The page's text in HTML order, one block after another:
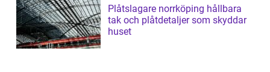
Plåtslagare norrköping hållbara
tak och plåtdetaljer som skyddar
huset